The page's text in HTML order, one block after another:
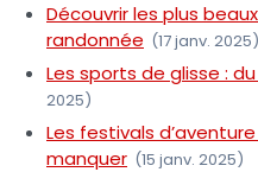
Découvrir les plus
randonnée (17 janv. 2025)
Les sports de glisse :
2025)
Les festivals
manquer (15 janv. 2025)